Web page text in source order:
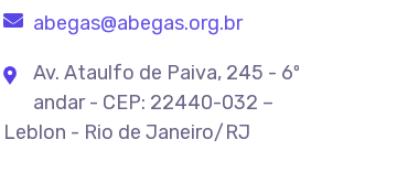
abegas@abegas.org.br
Av. Ataulfo de Paiva, 245 - 6º
andar - CEP: 22440-032 –
Leblon - Rio de Janeiro/RJ